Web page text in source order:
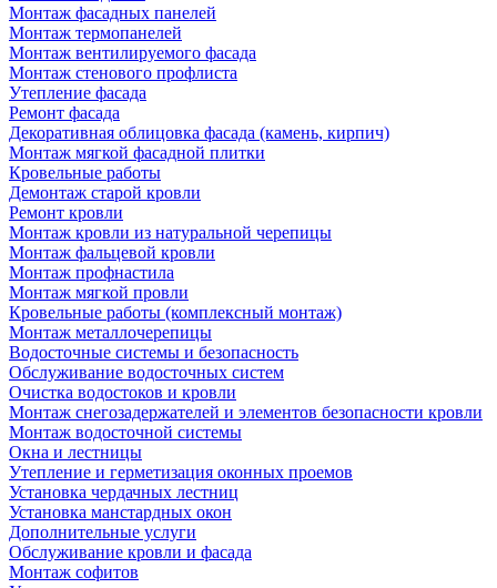
Монтаж фасадных панелей
Монтаж термопанелей
Монтаж вентилируемого фасада
Монтаж стенового профлиста
Утепление фасада
Ремонт фасада
Декоративная облицовка фасада (камень, кирпич)
Монтаж мягкой фасадной плитки
Кровельные работы
Демонтаж старой кровли
Ремонт кровли
Монтаж кровли из натуральной черепицы
Монтаж фальцевой кровли
Монтаж профнастила
Монтаж мягкой провли
Кровельные работы (комплексный монтаж)
Монтаж металлочерепицы
Водосточные системы и безопасность
Обслуживание водосточных систем
Очистка водостоков и кровли
Монтаж снегозадержателей и элементов безопасности кровли
Монтаж водосточной системы
Окна и лестницы
Утепление и герметизация оконных проемов
Установка чердачных лестниц
Установка манстардных окон
Дополнительные услуги
Обслуживание кровли и фасада
Монтаж софитов